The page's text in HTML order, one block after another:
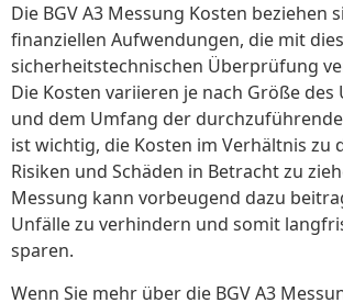
Die BGV A3 Messung Kosten beziehen
finanziellen Aufwendungen, die mit
sicherheitstechnischen Überprüfung
Die Kosten variieren je nach Größe
und dem Umfang der
ist wichtig, die Kosten im Verhältnis zu
Risiken und Schäden in Betracht zu
Messung kann vorbeugend dazu
Unfälle zu verhindern und somit
sparen.
Wenn Sie mehr über die BGV A3